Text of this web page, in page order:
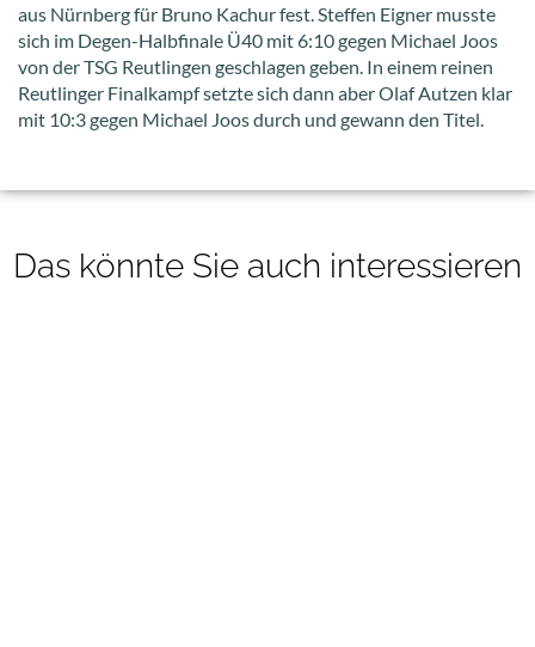
aus Nürnberg für Bruno Kachur fest. Steffen Eigner musste
sich im Degen-Halbfinale Ü40 mit 6:10 gegen Michael Joos
von der TSG Reutlingen geschlagen geben. In einem reinen
Reutlinger Finalkampf setzte sich dann aber Olaf Autzen klar
mit 10:3 gegen Michael Joos durch und gewann den Titel.
Das könnte Sie auch interessieren